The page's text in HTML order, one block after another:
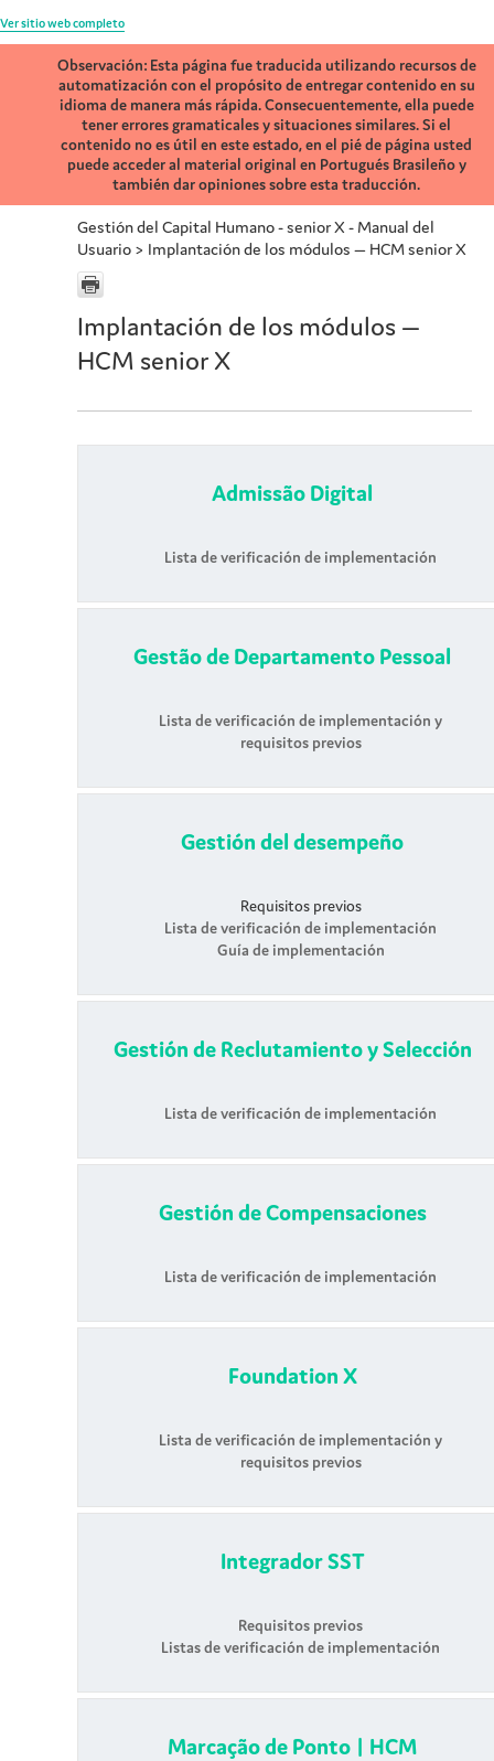
Ver sitio web completo
Observación: Esta página fue traducida utilizando recursos de
automatización con el propósito de entregar contenido en su
idioma de manera más rápida. Consecuentemente, ella puede
tener errores gramaticales y situaciones similares. Si el
contenido no es útil en este estado, en el pié de página usted
puede acceder al material original en Portugués Brasileño y
también dar opiniones sobre esta traducción.
Gestión del Capital Humano - senior X - Manual del
Usuario > Implantación de los módulos — HCM senior X
Implantación de los módulos —
HCM senior X
Admissão Digital
Lista de verificación de implementación
Gestão de Departamento Pessoal
Lista de verificación de implementación y
requisitos previos
Gestión del desempeño
Requisitos previos
Lista de verificación de implementación
Guía de implementación
Gestión de Reclutamiento y Selección
Lista de verificación de implementación
Gestión de Compensaciones
Lista de verificación de implementación
Foundation X
Lista de verificación de implementación y
requisitos previos
Integrador SST
Requisitos previos
Listas de verificación de implementación
Marcação de Ponto | HCM